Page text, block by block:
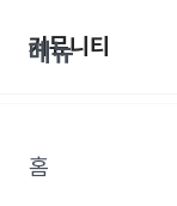
커뮤니티
메뉴
홈